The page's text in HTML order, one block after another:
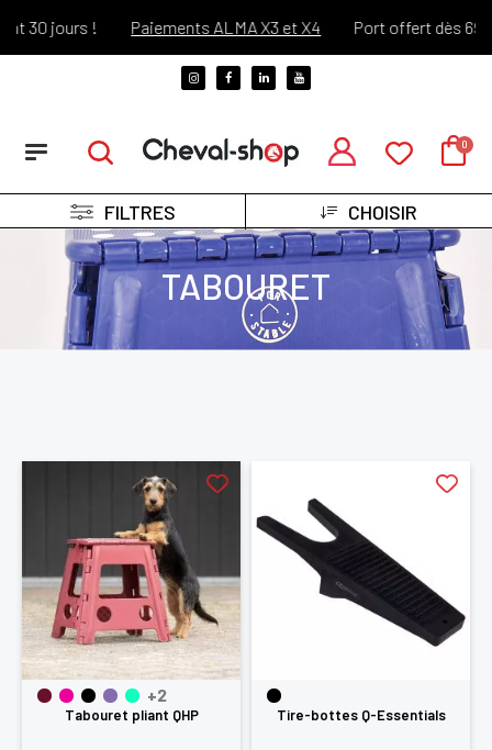
30 jours ! Paiements ALMA X3 et X4 Port offert dès 69€
FILTRES CHOISIR
TABOURET
+2
Tabouret pliant QHP Tire-bottes Q-Essentials